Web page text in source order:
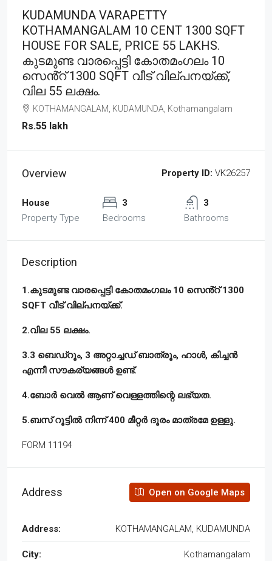
KUDAMUNDA VARAPETTY
KOTHAMANGALAM 10 CENT 1300 SQFT
HOUSE FOR SALE, PRICE 55 LAKHS.
കുടമുണ്ട വാരപ്പെട്ടി കോതമംഗലം 10
സെൻ്റ് 1300 SQFT വീട് വില്പനയ്ക്ക്,
വില 55 ലക്ഷം.
KOTHAMANGALAM, KUDAMUNDA, Kothamangalam
Rs.55 lakh
Overview Property ID: VK26257
House
Property Type
3
Bedrooms
3
Bathrooms
Description
1.കുടമുണ്ട വാരപ്പെട്ടി കോതമംഗലം 10 സെൻ്റ് 1300
SQFT വീട് വില്പനയ്ക്ക്.
2.വില 55 ലക്ഷം.
3.3 ബെഡ്‌റൂം, 3 അറ്റാച്ചഡ് ബാത്രൂം, ഹാൾ, കിച്ചൻ
എന്നീ സൗകര്യങ്ങൾ ഉണ്ട്.
4.ബോർ വെൽ ആണ് വെള്ളത്തിന്റെ ലഭ്യത.
5.ബസ് റൂട്ടിൽ നിന്ന് 400 മീറ്റർ ദൂരം മാത്രമേ ഉള്ളു.
FORM 11194
Address Open on Google Maps
Address: KOTHAMANGALAM, KUDAMUNDA
City: Kothamangalam